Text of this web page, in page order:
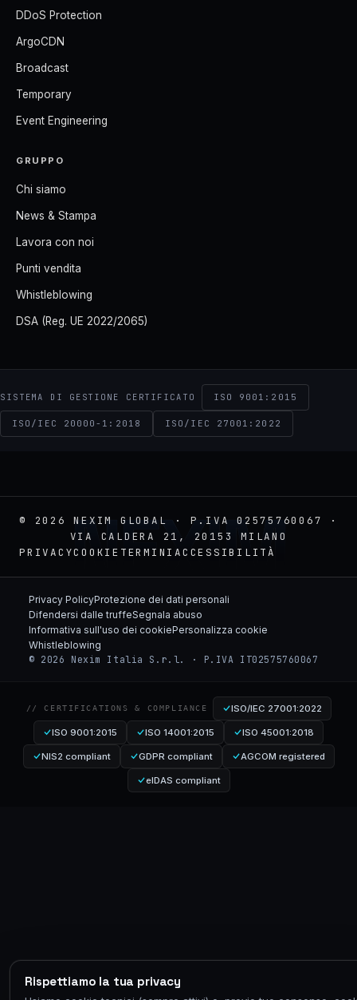
DDoS Protection
ArgoCDN
Broadcast
Temporary
Event Engineering
GRUPPO
Chi siamo
News & Stampa
Lavora con noi
Punti vendita
Whistleblowing
DSA (Reg. UE 2022/2065)
SISTEMA DI GESTIONE CERTIFICATO ISO 9001:2015
ISO/IEC 20000-1:2018 ISO/IEC 27001:2022
© 2026 NEXIM GLOBAL · P.IVA 02575760067 ·
VIA CALDERA 21, 20153 MILANO
PRIVACYCOOKIE TERMINI ACCESSIBILITÀ
NEXIM
Rispettiamo la tua privacy
Privacy PolicyProtezione dei dati personali
Difendersi dalle truffeSegnala abuso
Informativa sull'uso dei cookiePersonalizza cookie
Whistleblowing
© 2026 Nexim Italia S.r.l. · P.IVA IT02575760067
// CERTIFICATIONS & COMPLIANCE ISO/IEC 27001:2022
ISO 9001:2015 ISO 14001:2015 ISO 45001:2018
NIS2 compliant GDPR compliant AGCOM registered
eIDAS compliant